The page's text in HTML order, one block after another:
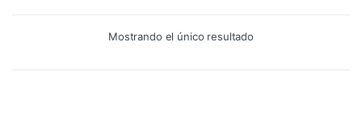
Mostrando el único resultado